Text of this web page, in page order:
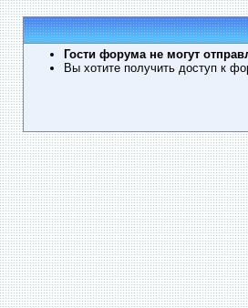
Гости форума не могут
Вы хотите получить доступ к